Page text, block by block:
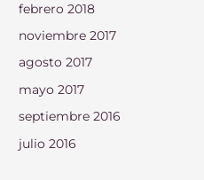
febrero 2018
noviembre 2017
agosto 2017
mayo 2017
septiembre 2016
julio 2016